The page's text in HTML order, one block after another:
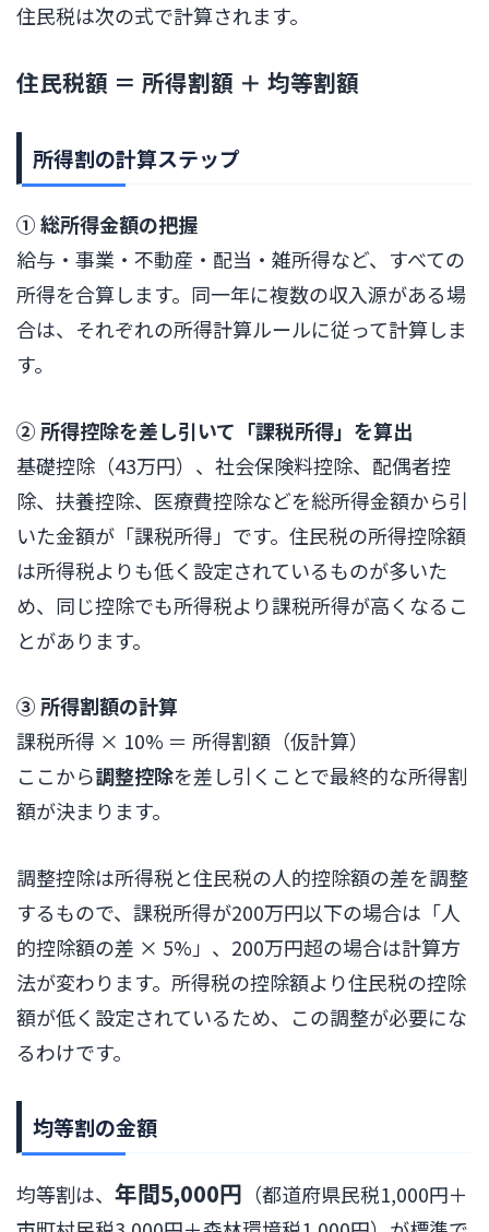
住民税は次の式で計算されます。
住民税額 ＝ 所得割額 ＋ 均等割額
所得割の計算ステップ
① 総所得金額の把握
給与・事業・不動産・配当・雑所得など、すべての
所得を合算します。同一年に複数の収入源がある場
合は、それぞれの所得計算ルールに従って計算しま
す。
② 所得控除を差し引いて「課税所得」を算出
基礎控除（43万円）、社会保険料控除、配偶者控
除、扶養控除、医療費控除などを総所得金額から引
いた金額が「課税所得」です。住民税の所得控除額
は所得税よりも低く設定されているものが多いた
め、同じ控除でも所得税より課税所得が高くなるこ
とがあります。
③ 所得割額の計算
課税所得 × 10% ＝ 所得割額（仮計算）
ここから調整控除を差し引くことで最終的な所得割
額が決まります。
調整控除は所得税と住民税の人的控除額の差を調整
するもので、課税所得が200万円以下の場合は「人
的控除額の差 × 5%」、200万円超の場合は計算方
法が変わります。所得税の控除額より住民税の控除
額が低く設定されているため、この調整が必要にな
るわけです。
均等割の金額
均等割は、 年間5,000円 （都道府県民税1,000円＋